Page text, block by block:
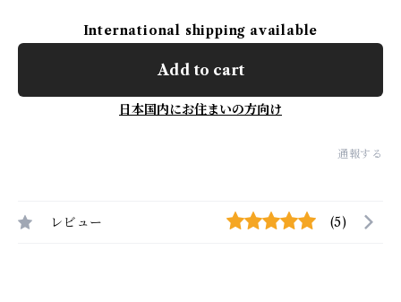
International shipping available
Add to cart
日本国内にお住まいの方向け
通報する
レビュー (5)